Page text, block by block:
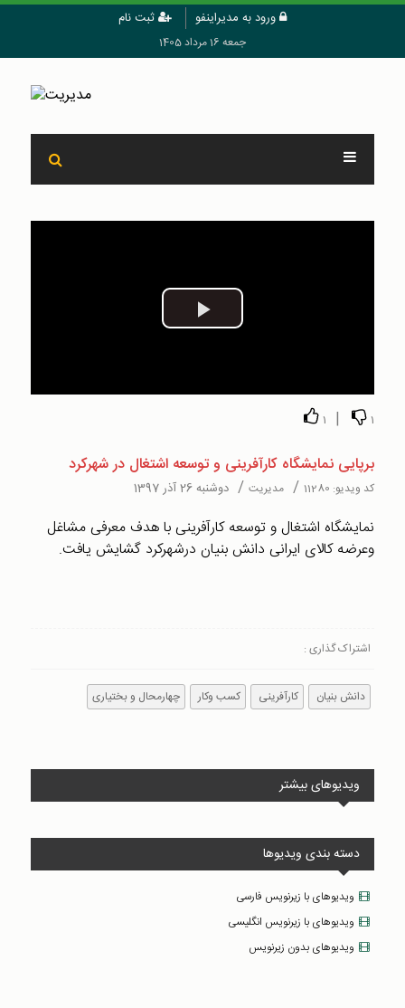
ورود به مدیراینفو ثبت نام
جمعه 16 مرداد 1405
Play
1
|
1
برپایی نمایشگاه کارآفرینی و توسعه اشتغال در شهرکرد
کد ویدیو: 11280
/ مدیریت/ دوشنبه 26 آذر 1397
نمایشگاه اشتغال و توسعه کارآفرینی با هدف معرفی مشاغل
وعرضه کالای ایرانی دانش بنیان درشهرکرد گشایش یافت.
اشتراک گذاری :
دانش بنیان کارآفرینی کسب وکار چهارمحال و بختیاری
ویدیوهای بیشتر
دسته بندی ویدیوها
ویدیوهای با زیرنویس فارسی
ویدیوهای با زیرنویس انگلیسی
ویدیوهای بدون زیرنویس